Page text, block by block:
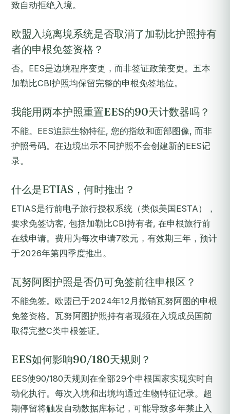
致自动拒绝入境。
欧盟入境离境系统是否取消了加勒比护照持有
者的申根免签资格？
否。EES是边境程序变更，而非签证政策变更。五本
加勒比CBI护照均保留完整的申根免签地位。
我能用两本护照重置EES的90天计数器吗？
不能。EES追踪生物特征, 您的指纹和面部图像, 而非
护照号码。在边境出示不同护照不会创建新的EES记
录。
什么是ETIAS，何时推出？
ETIAS是行前电子旅行授权系统（类似美国ESTA），
要求免签访客, 包括加勒比CBI持有者, 在申根旅行前
在线申请。费用为每次申请7欧元，有效期三年，预计
于2026年第四季度推出。
瓦努阿图护照是否仍可免签前往申根区？
不能免签。欧盟已于2024年12月撤销瓦努阿图的申根
免签资格。瓦努阿图护照持有者现须在入境成员国前
取得完整C类申根签证。
EES如何影响90/180天规则？
EES使90/180天规则在全部29个申根国家实现实时自
动化执行。每次入境和出境均通过生物特征记录。超
期停留将触发自动数据库标记，可能导致多年禁止入